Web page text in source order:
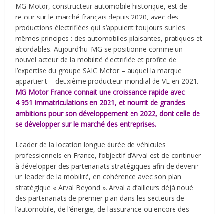
MG Motor, constructeur automobile historique, est de
retour sur le marché français depuis 2020, avec des
productions électrifiées qui s’appuient toujours sur les
mêmes principes : des automobiles plaisantes, pratiques et
abordables. Aujourd’hui MG se positionne comme un
nouvel acteur de la mobilité électrifiée et profite de
l’expertise du groupe SAIC Motor – auquel la marque
appartient – deuxième producteur mondial de VE en 2021.
MG Motor France connait une croissance rapide avec
4 951 immatriculations en 2021, et nourrit de grandes
ambitions pour son développement en 2022, dont celle de
se développer sur le marché des entreprises.
Leader de la location longue durée de véhicules
professionnels en France, l’objectif d’Arval est de continuer
à développer des partenariats stratégiques afin de devenir
un leader de la mobilité, en cohérence avec son plan
stratégique « Arval Beyond ». Arval a d’ailleurs déjà noué
des partenariats de premier plan dans les secteurs de
l’automobile, de l’énergie, de l’assurance ou encore des